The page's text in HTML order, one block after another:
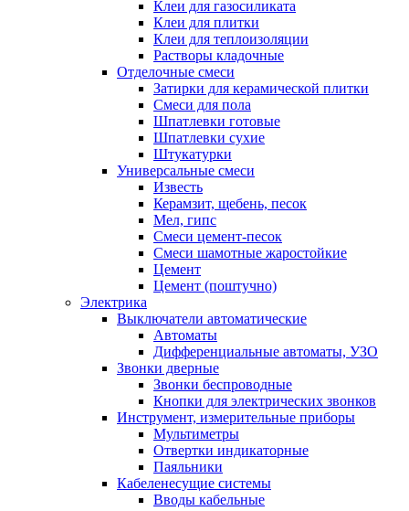
Клеи для газосиликата
Клеи для плитки
Клеи для теплоизоляции
Растворы кладочные
Отделочные смеси
Затирки для керамической плитки
Смеси для пола
Шпатлевки готовые
Шпатлевки сухие
Штукатурки
Универсальные смеси
Известь
Керамзит, щебень, песок
Мел, гипс
Смеси цемент-песок
Смеси шамотные жаростойкие
Цемент
Цемент (поштучно)
Электрика
Выключатели автоматические
Автоматы
Дифференциальные автоматы, УЗО
Звонки дверные
Звонки беспроводные
Кнопки для электрических звонков
Инструмент, измерительные приборы
Мультиметры
Отвертки индикаторные
Паяльники
Кабеленесущие системы
Вводы кабельные